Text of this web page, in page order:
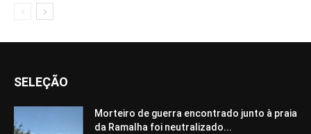
SELEÇÃO
Morteiro de guerra encontrado junto à praia
da Ramalha foi neutralizado...